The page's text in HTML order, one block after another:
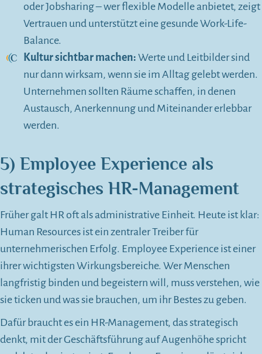
oder Jobsharing – wer flexible Modelle anbietet, zeigt
Vertrauen und unterstützt eine gesunde Work-Life-
Balance.
Kultur sichtbar machen: Werte und Leitbilder sind
nur dann wirksam, wenn sie im Alltag gelebt werden.
Unternehmen sollten Räume schaffen, in denen
Austausch, Anerkennung und Miteinander erlebbar
werden.
5) Employee Experience als
strategisches HR-Management
Früher galt HR oft als administrative Einheit. Heute ist klar:
Human Resources ist ein zentraler Treiber für
unternehmerischen Erfolg. Employee Experience ist einer
ihrer wichtigsten Wirkungsbereiche. Wer Menschen
langfristig binden und begeistern will, muss verstehen, wie
sie ticken und was sie brauchen, um ihr Bestes zu geben.
Dafür braucht es ein HR-Management, das strategisch
denkt, mit der Geschäftsführung auf Augenhöhe spricht